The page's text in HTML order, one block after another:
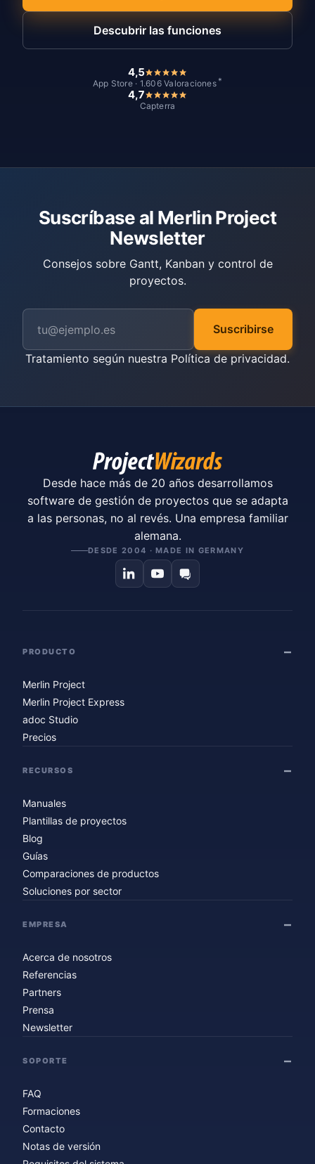
Descubrir las funciones
4,5
App Store · 1.606 Valoraciones *
4,7
Capterra
Suscríbase al Merlin Project
Newsletter
Consejos sobre Gantt, Kanban y control de
proyectos.
Suscribirse
Tratamiento según nuestra Política de privacidad.
Desde hace más de 20 años desarrollamos
software de gestión de proyectos que se adapta
a las personas, no al revés. Una empresa familiar
alemana.
DESDE 2004 · MADE IN GERMANY
PRODUCTO
Merlin Project
Merlin Project Express
adoc Studio
Precios
RECURSOS
Manuales
Plantillas de proyectos
Blog
Guías
Comparaciones de productos
Soluciones por sector
EMPRESA
Acerca de nosotros
Referencias
Partners
Prensa
Newsletter
SOPORTE
FAQ
Formaciones
Contacto
Notas de versión